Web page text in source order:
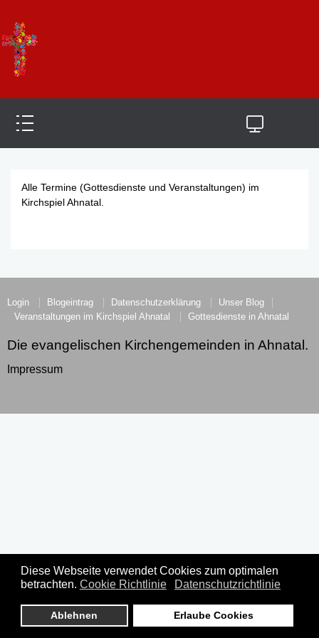
Diese Webseite verwendet Cookies zum optimalen
betrachten. Cookie Richtlinie Datenschutzrichtlinie
Ablehnen Erlaube Cookies
Alle Termine (Gottesdienste und Veranstaltungen) im
Kirchspiel Ahnatal.
Login Blogeintrag Datenschutzerklärung
Unser Blog
Veranstaltungen im Kirchspiel Ahnatal
Gottesdienste in Ahnatal
Die evangelischen Kirchengemeinden in Ahnatal.
Impressum